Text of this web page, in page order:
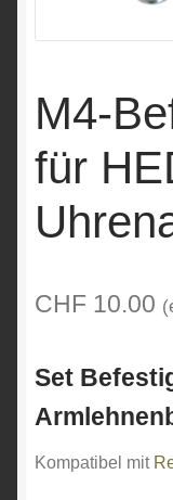
M4-
für
CHF 10.00
Set
Kompatibel mit